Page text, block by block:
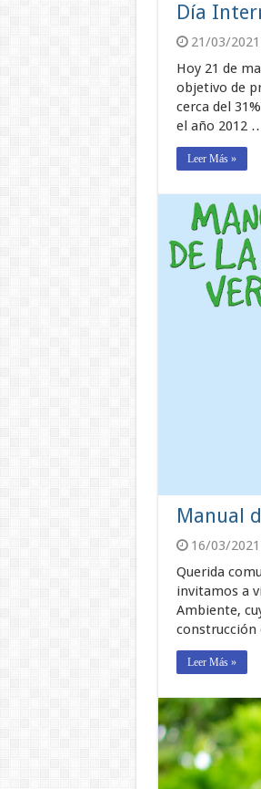
Día
21/03/2021
Hoy 21 de
objetivo de
cerca del
el año 2012
Leer Más »
Manual
16/03/2021
Querida
invitamos a
Ambiente,
construcción
Leer Más »